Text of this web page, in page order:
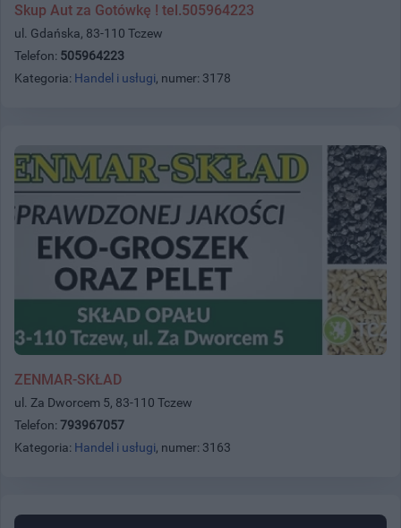
Skup Aut za Gotówkę ! tel.505964223
ul. Gdańska, 83-110 Tczew
Telefon: 505964223
Kategoria: Handel i usługi, numer: 3178
ZENMAR-SKŁAD
ul. Za Dworcem 5, 83-110 Tczew
Telefon: 793967057
Kategoria: Handel i usługi, numer: 3163